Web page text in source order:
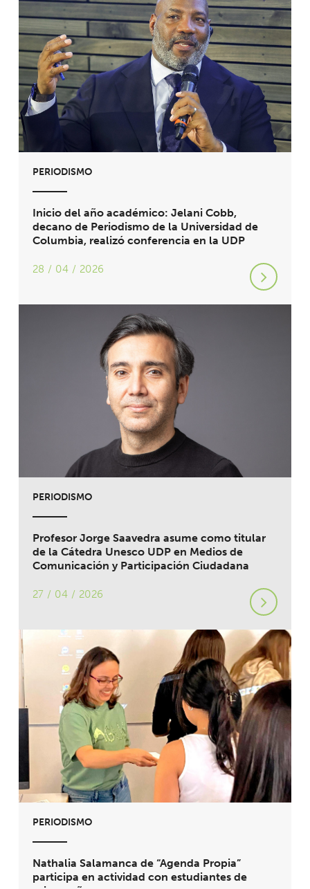
PERIODISMO
Inicio del año académico: Jelani Cobb,
decano de Periodismo de la Universidad de
Columbia, realizó conferencia en la UDP
28 / 04 / 2026
PERIODISMO
Profesor Jorge Saavedra asume como titular
de la Cátedra Unesco UDP en Medios de
Comunicación y Participación Ciudadana
27 / 04 / 2026
PERIODISMO
Nathalia Salamanca de “Agenda Propia”
participa en actividad con estudiantes de